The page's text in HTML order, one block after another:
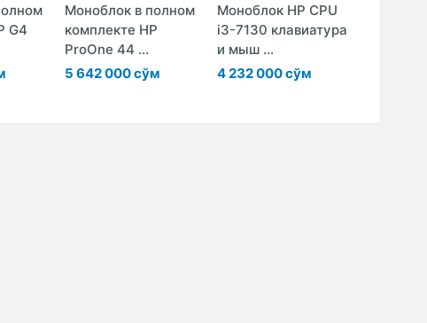
G4
Моноблок в полном
комплекте HP
ProOne 44 ...
5 642 000 сўм
Моноблок HP CPU
i3-7130 клавиатура
и мыш ...
4 232 000 сўм